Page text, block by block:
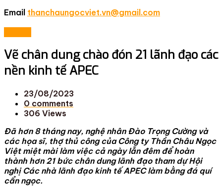
Email thanchaungocviet.vn@gmail.com
Vẽ chân dung chào đón 21 lãnh đạo các
nền kinh tế APEC
23/08/2023
0 comments
306 Views
Đã hơn 8 tháng nay, nghệ nhân Đào Trọng Cường và
các họa sĩ, thợ thủ công của Công ty Thần Châu Ngọc
Việt miệt mài làm việc cả ngày lẫn đêm để hoàn
thành hơn 21 bức chân dung lãnh đạo tham dự Hội
nghị Các nhà lãnh đạo kinh tế APEC làm bằng đá quí
cẩn ngọc.